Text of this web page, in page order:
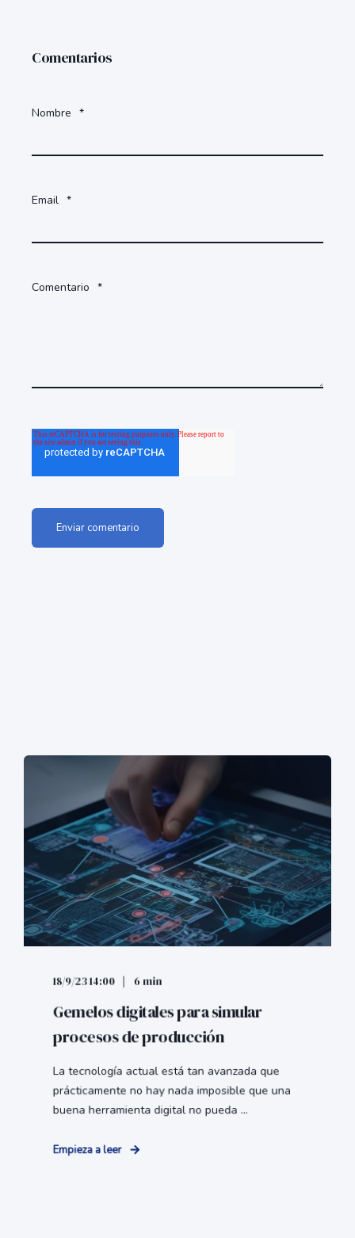
Comentarios
Nombre *
Email *
Comentario *
18/9/23 14:00 6 min
Gemelos digitales para simular
procesos de producción
La tecnología actual está tan avanzada que
prácticamente no hay nada imposible que una
buena herramienta digital no pueda ...
Empieza a leer